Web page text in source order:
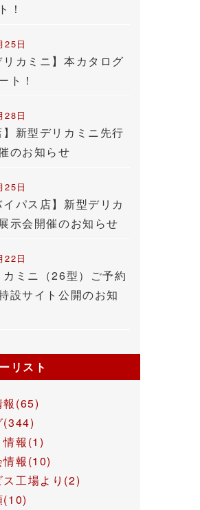
！
25日
リカミニ】本カタログ
ト！
28日
】新型デリカミニ先行
のお知らせ
25日
イパス店】新型デリカ
示会開催のお知らせ
22日
カミニ（26型）ご予約
設サイト公開のお知
リスト
報(65)
(344)
情報(1)
情報(10)
ス工場より(2)
(10)